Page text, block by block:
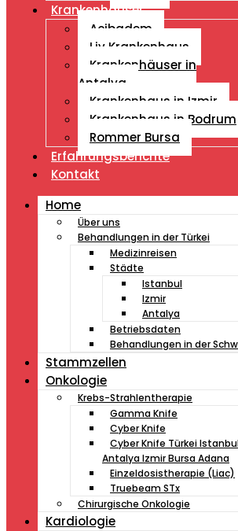
Krankenhäuser
Acibadem
Liv Krankenhaus
Krankenhäuser in
Antalya
Krankenhaus in Izmir
Krankenhaus in Bodrum
Rommer Bursa
Erfahrungsberichte
Kontakt
Home
Über uns
Behandlungen in der Türkei
Medizinreisen
Städte
Istanbul
Izmir
Antalya
Betriebsdaten
Behandlungen in der
Stammzellen
Onkologie
Krebs-Strahlentherapie
Gamma Knife
Cyber Knife
Cyber ​​Knife Türkei
Antalya Izmir Bursa Adana
Einzeldosistherapie (Liac)
Truebeam STx
Chirurgische Onkologie
Kardiologie